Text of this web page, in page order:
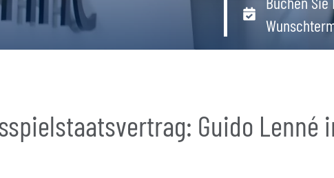
Guido Lenné